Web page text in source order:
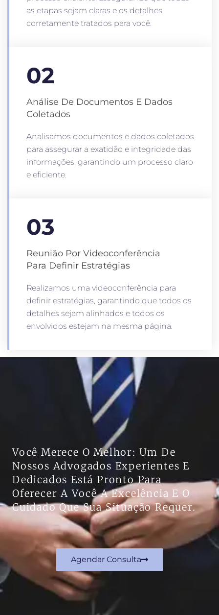
as etapas sejam claras e os detalhes
corretamente tratados para você.
02
Análise De Documentos E Dados
Coletados
Analisamos documentos e dados coletados
para assegurar a exatidão e integridade das
informações, garantindo um processo claro
e eficiente.
03
Reunião Por Videoconferência
Para Definir Estratégias
Realizamos uma videoconferência para
definir estratégias, garantindo que todos os
detalhes sejam alinhados e todos os
envolvidos estejam na mesma página.
Você Merece O Melhor: Um De
Nossos Advogados Experientes E
Dedicados Está Pronto Para
Oferecer A Você A Excelência E O
Cuidado Que Sua Situação Requer.
Agendar Consulta